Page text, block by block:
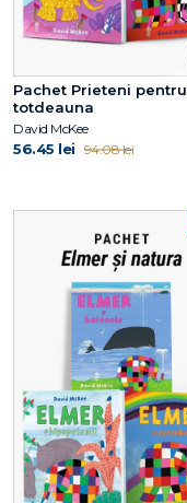
Pachet Prieteni pentru
totdeauna
David McKee
56.45 lei 94.08 lei